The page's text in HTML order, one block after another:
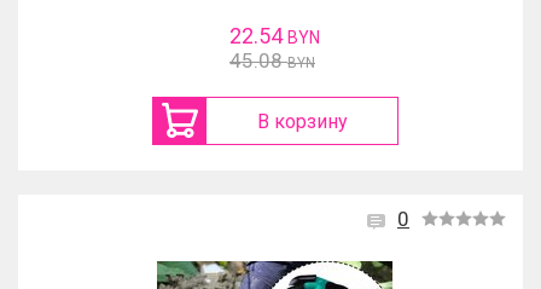
22.54 BYN
45.08 BYN
В корзину
0